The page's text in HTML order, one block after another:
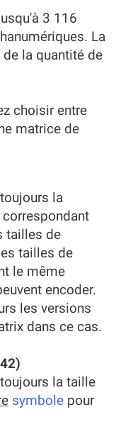
3 116
La
la quantité de
choisir entre
matrice de
la
correspondant
tailles de
tailles de
le même
encoder.
les versions
dans ce cas.
la taille
symbole pour